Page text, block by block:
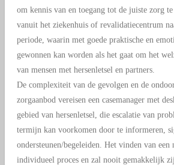
om kennis van en toegang tot de juiste zorg
vanuit het ziekenhuis of revalidatiecentrum
periode, waarin met goede praktische en
gewonnen kan worden als het gaat om het
van mensen met hersenletsel en partners.
De complexiteit van de gevolgen en de
zorgaanbod vereisen een casemanager met
gebied van hersenletsel, die escalatie van
termijn kan voorkomen door te informeren,
ondersteunen/begeleiden. Het vinden van een
individueel proces en zal nooit gemakkelijk